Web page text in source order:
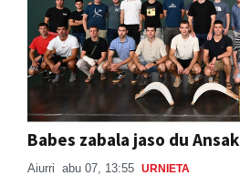
Babes zabala jaso du Ansak
Aiurri abu 07, 13:55 URNIETA